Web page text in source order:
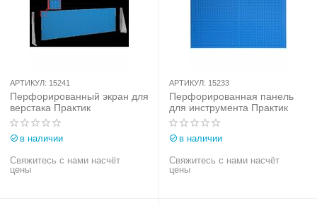
АРТИКУЛ: 15241
Перфорированный экран для
верстака Практик
в наличии
Свяжитесь с нами насчёт
цены
АРТИКУЛ: 15233
Перфорированная панель
для инструмента Практик
в наличии
Свяжитесь с нами насчёт
цены